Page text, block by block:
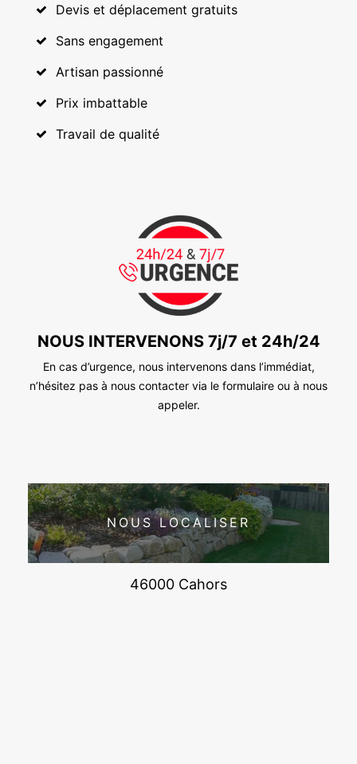
Devis et déplacement gratuits
Sans engagement
Artisan passionné
Prix imbattable
Travail de qualité
NOUS INTERVENONS 7j/7 et 24h/24
En cas d’urgence, nous intervenons dans l’immédiat,
n’hésitez pas à nous contacter via le formulaire ou à nous
appeler.
NOUS LOCALISER
46000 Cahors